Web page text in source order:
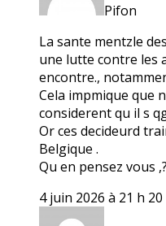
Pifon
La sante mentzle
une lutte contre les
encontre.,
Cela impmique que
considerent qu il s
Or ces decideurd
Belgique .
Qu en pensez vous ,?
4 juin 2026 à 21 h